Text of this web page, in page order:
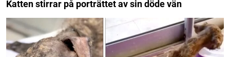
Katten stirrar på porträttet av sin döde vän